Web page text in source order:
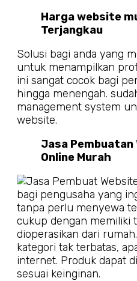
Harga website
Terjangkau
Solusi bagi anda yang
untuk menampilkan
ini sangat cocok bagi
hingga menengah.
management system
website.
Jasa Pembuatan
Online Murah
bagi pengusaha yang
tanpa perlu menyewa
cukup dengan memiliki
dioperasikan dari
kategori tak terbatas,
internet. Produk dapat
sesuai keinginan.